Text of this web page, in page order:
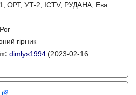
ОРТ, УТ-2, ICTV, РУДАНА, Ева
гірник
dimlys1994 (2023-02-16